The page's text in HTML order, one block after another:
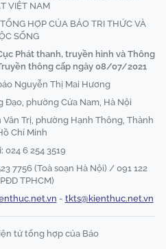
VIỆT NAM
HỢP CỦA BÁO TRI THỨC VÀ
SỐNG
Phát thanh, truyền hình và Thông
thông cấp ngày 08/07/2021
Nguyễn Thị Mai Hương
Đạo, phường Cửa Nam, Hà Nội
Trị, phường Hạnh Thông, Thành
Chí Minh
024 6 254 3519
7756 (Toà soạn Hà Nội) / 091 122
TPHCM)
- tkts@kienthuc.net.vn
tử tổng hợp của Báo